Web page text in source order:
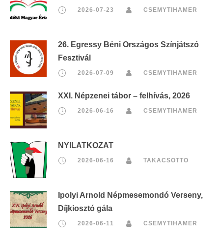
2026-07-23 CSEMYTIHAMER
26. Egressy Béni Országos Színjátszó
Fesztivál
2026-07-09 CSEMYTIHAMER
XXI. Népzenei tábor – felhívás, 2026
2026-06-16 CSEMYTIHAMER
NYILATKOZAT
2026-06-16 TAKACSOTTO
Ipolyi Arnold Népmesemondó Verseny,
Díjkiosztó gála
2026-06-11 CSEMYTIHAMER